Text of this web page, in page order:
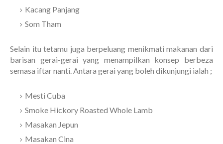
Kacang Panjang
Som Tham
Selain itu tetamu juga berpeluang menikmati makanan dari
barisan gerai-gerai yang menampilkan konsep berbeza
semasa iftar nanti. Antara gerai yang boleh dikunjungi ialah ;
Mesti Cuba
Smoke Hickory Roasted Whole Lamb
Masakan Jepun
Masakan Cina